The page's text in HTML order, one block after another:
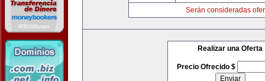
Serán consideradas
Realizar una Oferta
Precio Ofrecido $